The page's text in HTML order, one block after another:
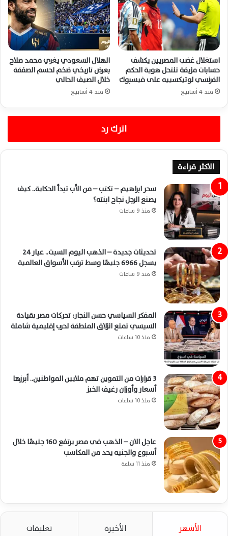
استغلال غضب المصريين يكشف
حسابات مزيفة تنتحل هوية الحكم
الفرنسي لوتيكسييه على فيسبوك
منذ 4 أسابيع
الهلال السعودي يغري محمد صلاح
بعرض تاريخي ضخم لحسم الصفقة
خلال الصيف الحالي
منذ 4 أسابيع
اترك رد
الاكثر قراءة
سحر ابراهيم – تكتب – من الأب تبدأ الحكاية.. كيف
يصنع الرجل نجاح ابنته؟
منذ 9 ساعات
تحديثات جديدة – الذهب اليوم السبت.. عيار 24
يسجل 6966 جنيهًا وسط ترقب الأسواق العالمية
منذ 9 ساعات
المفكر السياسي حسن النجار: تحركات مصر بقيادة
السيسي تمنع انزلاق المنطقة لحرب إقليمية شاملة
منذ 10 ساعات
3 قرارات من التموين تهم ملايين المواطنين.. أبرزها
أسعار وأوزان رغيف الخبز
منذ 10 ساعات
عاجل الان – الذهب في مصر يرتفع 160 جنيهًا خلال
أسبوع والجنيه يحد من المكاسب
منذ 11 ساعة
الأشهر الأخيرة تعليقات